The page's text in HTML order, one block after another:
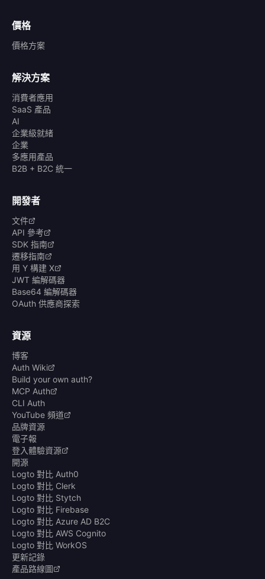
價格
價格方案
解決方案
消費者應用
SaaS 產品
AI
企業級就緒
企業
多應用產品
B2B + B2C 統一
開發者
文件
API 參考
SDK 指南
遷移指南
用 Y 構建 X
JWT 編解碼器
Base64 編解碼器
OAuth 供應商探索
資源
博客
Auth Wiki
Build your own auth?
MCP Auth
CLI Auth
YouTube 頻道
品牌資源
電子報
登入體驗資源
開源
Logto 對比 Auth0
Logto 對比 Clerk
Logto 對比 Stytch
Logto 對比 Firebase
Logto 對比 Azure AD B2C
Logto 對比 AWS Cognito
Logto 對比 WorkOS
更新記錄
產品路線圖